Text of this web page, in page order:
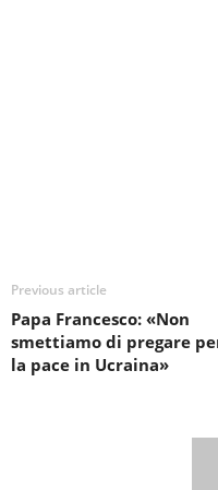
Previous article
Papa Francesco: «Non
smettiamo di pregare
la pace in Ucraina»